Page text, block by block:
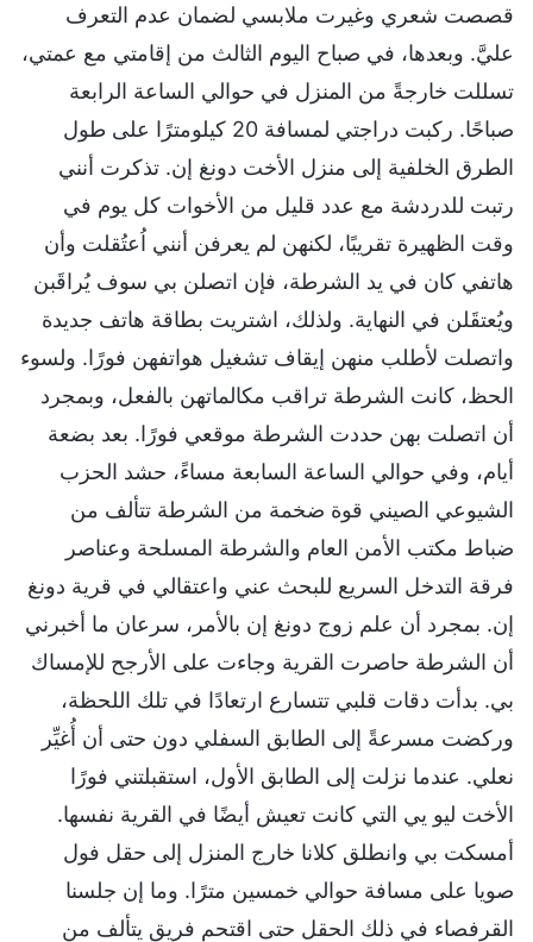
قصصت شعري وغيرت ملابسي لضمان عدم التعرف
عليَّ. وبعدها، في صباح اليوم الثالث من إقامتي مع عمتي،
تسللت خارجةً من المنزل في حوالي الساعة الرابعة
صباحًا. ركبت دراجتي لمسافة 20 كيلومترًا على طول
الطرق الخلفية إلى منزل الأخت دونغ إن. تذكرت أنني
رتبت للدردشة مع عدد قليل من الأخوات كل يوم في
وقت الظهيرة تقريبًا، لكنهن لم يعرفن أنني اُعتُقلت وأن
هاتفي كان في يد الشرطة، فإن اتصلن بي سوف يُراقَبن
ويُعتقَلن في النهاية. ولذلك، اشتريت بطاقة هاتف جديدة
واتصلت لأطلب منهن إيقاف تشغيل هواتفهن فورًا. ولسوء
الحظ، كانت الشرطة تراقب مكالماتهن بالفعل، وبمجرد
أن اتصلت بهن حددت الشرطة موقعي فورًا. بعد بضعة
أيام، وفي حوالي الساعة السابعة مساءً، حشد الحزب
الشيوعي الصيني قوة ضخمة من الشرطة تتألف من
ضباط مكتب الأمن العام والشرطة المسلحة وعناصر
فرقة التدخل السريع للبحث عني واعتقالي في قرية دونغ
إن. بمجرد أن علم زوج دونغ إن بالأمر، سرعان ما أخبرني
أن الشرطة حاصرت القرية وجاءت على الأرجح للإمساك
بي. بدأت دقات قلبي تتسارع ارتعادًا في تلك اللحظة،
وركضت مسرعةً إلى الطابق السفلي دون حتى أن أُغيِّر
نعلي. عندما نزلت إلى الطابق الأول، استقبلتني فورًا
الأخت ليو يي التي كانت تعيش أيضًا في القرية نفسها.
أمسكت بي وانطلق كلانا خارج المنزل إلى حقل فول
صويا على مسافة حوالي خمسين مترًا. وما إن جلسنا
القرفصاء في ذلك الحقل حتى اقتحم فريق يتألف من